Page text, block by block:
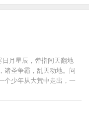
月星辰，弹指间天翻地
诸圣争霸，乱天动地。问
个少年从大荒中走出，一